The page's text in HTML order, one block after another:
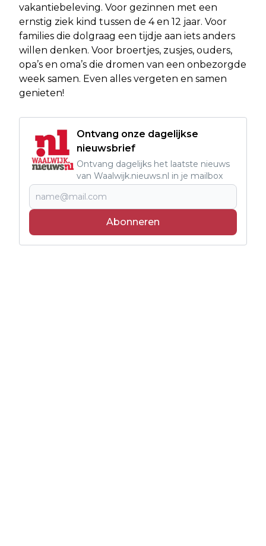
vakantiebeleving. Voor gezinnen met een
ernstig ziek kind tussen de 4 en 12 jaar. Voor
families die dolgraag een tijdje aan iets anders
willen denken. Voor broertjes, zusjes, ouders,
opa’s en oma’s die dromen van een onbezorgde
week samen. Even alles vergeten en samen
genieten!
Ontvang onze dagelijkse
nieuwsbrief
Ontvang dagelijks het laatste nieuws
van Waalwijk.nieuws.nl in je mailbox
Abonneren